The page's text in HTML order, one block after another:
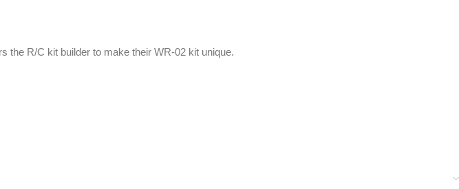
the R/C kit builder to make their WR-02 kit unique.